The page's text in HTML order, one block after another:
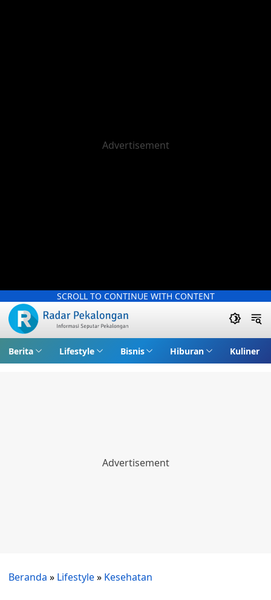
SCROLL TO CONTINUE WITH CONTENT
Berita Lifestyle Bisnis Hiburan Kuliner
Beranda » Lifestyle» Kesehatan